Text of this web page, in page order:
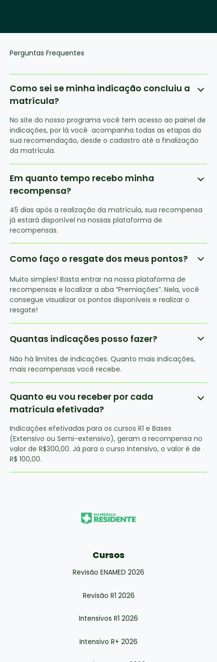
Perguntas Frequentes
Como sei se minha indicação concluiu a
matrícula?
No site do nosso programa você tem acesso ao painel de
indicações, por lá você acompanha todas as etapas da
sua recomendação, desde o cadastro até a finalização
da matrícula.
Em quanto tempo recebo minha
recompensa?
45 dias após a realização da matrícula, sua recompensa
já estará disponível na nossas plataforma de
recompensas.
Como faço o resgate dos meus pontos?
Muito simples! Basta entrar na nossa plataforma de
recompensas e localizar a aba “Premiações”. Nela, você
consegue visualizar os pontos disponíveis e realizar o
resgate!
Quantas indicações posso fazer?
Não há limites de indicações. Quanto mais indicações,
mais recompensas você recebe.
Quanto eu vou receber por cada
matrícula efetivada?
Indicações efetivadas para os cursos R1 e Bases
(Extensivo ou Semi-extensivo), geram a recompensa no
valor de R$300,00. Já para o curso Intensivo, o valor é de
R$ 100,00.
Cursos
Revisão ENAMED 2026
Revisão R1 2026
Intensivos R1 2026
Intensivo R+ 2026